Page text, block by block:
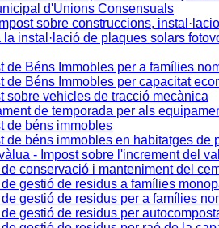
d'Unions Consensuals
sobre construccions,
instal·lació de plaques solars
de Béns Immobles per a famílies
de Béns Immobles per capacitat
sobre vehicles de tracció mecànica
de temporada per als
de béns immobles
de béns immobles en habitatges de
- Impost sobre l'increment del
conservació i manteniment del
gestió de residus a famílies
gestió de residus per a famílies
gestió de residus per